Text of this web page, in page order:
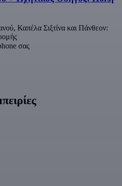
Καπέλα Σιξτίνα και Πάνθεον:
σας